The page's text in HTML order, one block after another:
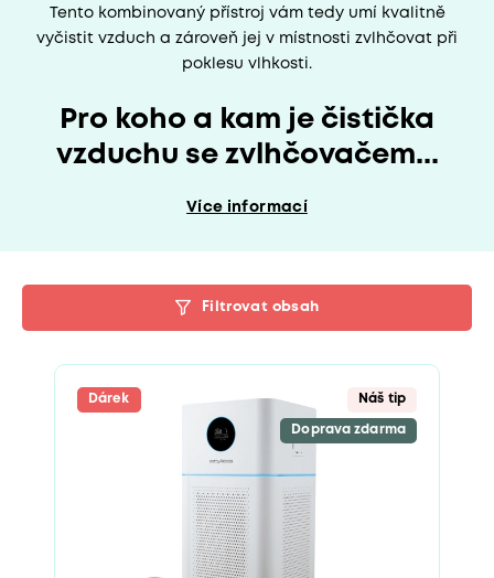
Tento kombinovaný přístroj vám tedy umí kvalitně
vyčistit vzduch a zároveň jej v místnosti zvlhčovat při
poklesu vlhkosti.
Pro koho a kam je čistička
vzduchu se zvlhčovačem...
Více informací
Filtrovat obsah
Dárek Náš tip
Doprava zdarma